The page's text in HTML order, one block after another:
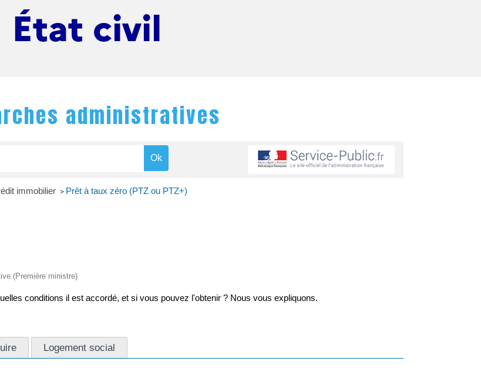
État civil
administratives
immobilier > Prêt à taux zéro (PTZ ou PTZ+)
(Première ministre)
conditions il est accordé, et si vous pouvez l'obtenir ? Nous vous expliquons.
Logement social